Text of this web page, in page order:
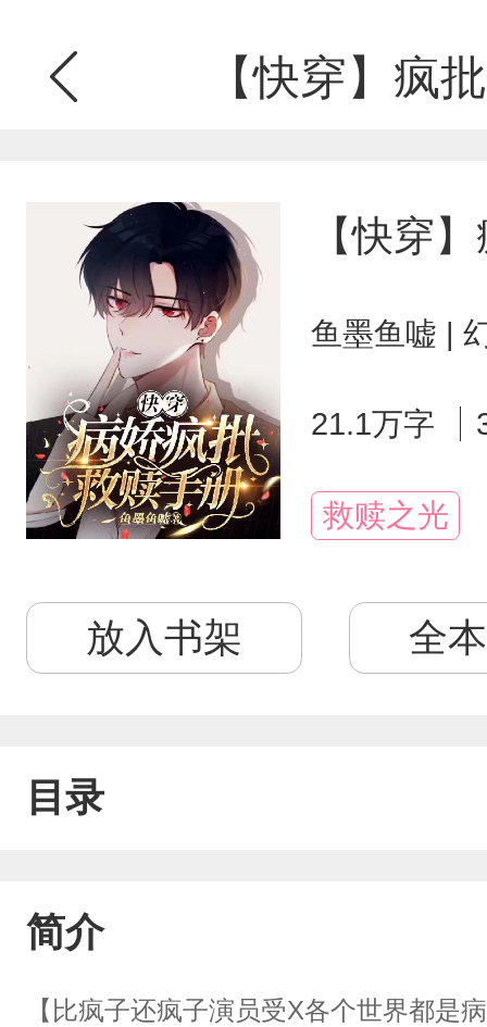
【快穿】疯
【快穿
鱼墨鱼嘘 |
21.1万字
救赎之光
放入书架 全
目录
简介
【比疯子还疯子演员受X各个世界都是